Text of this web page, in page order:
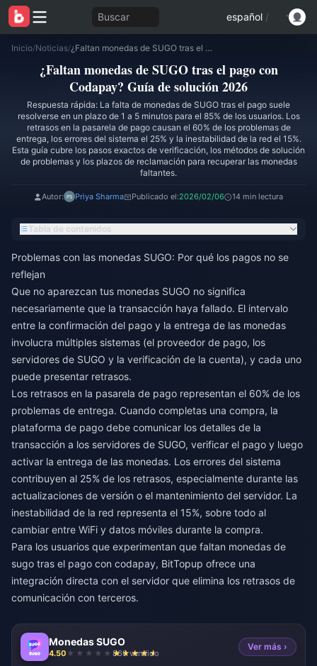
Buscar español /
Inicio/Noticias/ ¿Faltan monedas de SUGO tras el pago con Codapay? Guía de solución 2026
¿Faltan monedas de SUGO tras el pago con
Codapay? Guía de solución 2026
Respuesta rápida: La falta de monedas de SUGO tras el pago suele
resolverse en un plazo de 1 a 5 minutos para el 85% de los usuarios. Los
retrasos en la pasarela de pago causan el 60% de los problemas de
entrega, los errores del sistema el 25% y la inestabilidad de la red el 15%.
Esta guía cubre los pasos exactos de verificación, los métodos de solución
de problemas y los plazos de reclamación para recuperar las monedas
faltantes.
Autor: Priya Sharma Publicado el:2026/02/06 14 min lectura
Tabla de contenidos
Problemas con las monedas SUGO: Por qué los pagos no se
reflejan
Que no aparezcan tus monedas SUGO no significa
necesariamente que la transacción haya fallado. El intervalo
entre la confirmación del pago y la entrega de las monedas
involucra múltiples sistemas (el proveedor de pago, los
servidores de SUGO y la verificación de la cuenta), y cada uno
puede presentar retrasos.
Los retrasos en la pasarela de pago representan el 60% de los
problemas de entrega. Cuando completas una compra, la
plataforma de pago debe comunicar los detalles de la
transacción a los servidores de SUGO, verificar el pago y luego
activar la entrega de las monedas. Los errores del sistema
contribuyen al 25% de los retrasos, especialmente durante las
actualizaciones de versión o el mantenimiento del servidor. La
inestabilidad de la red representa el 15%, sobre todo al
cambiar entre WiFi y datos móviles durante la compra.
Para los usuarios que experimentan que faltan monedas de
sugo tras el pago con codapay, BitTopup ofrece una
integración directa con el servidor que elimina los retrasos de
comunicación con terceros.
Monedas SUGO
4.50 860 vendido
Ver más ›